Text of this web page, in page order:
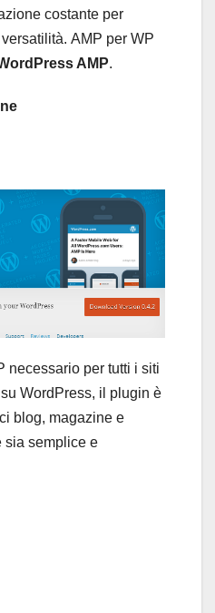
costante per
AMP per WP
AMP.
necessario per tutti i siti
WordPress, il plugin è
blog, magazine e
sia semplice e